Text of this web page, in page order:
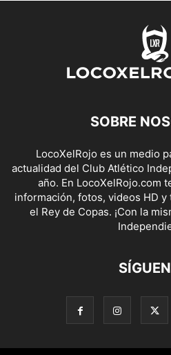
SOBRE
LocoXelRojo es un medio
actualidad del Club Atlético
año. En LocoXelRojo.com
información, fotos, videos HD
el Rey de Copas. ¡Con la